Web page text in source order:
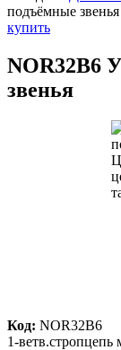
подъёмные звенья
купить
NOR32B6
звенья
Код: NOR32B6
1-ветв.стропцепь